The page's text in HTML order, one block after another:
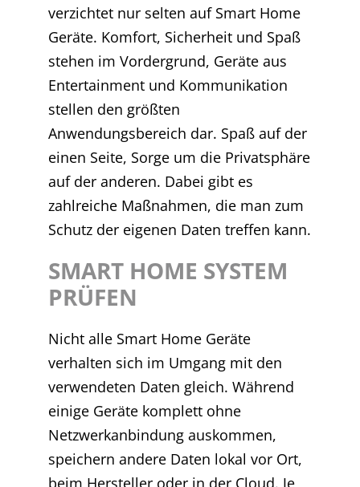
Kundendienst
+49-7082-7972474
Kostenlose Beratung
verzichtet nur selten auf Smart Home
Geräte. Komfort, Sicherheit und Spaß
stehen im Vordergrund, Geräte aus
Entertainment und Kommunikation
stellen den größten
Anwendungsbereich dar. Spaß auf der
einen Seite, Sorge um die Privatsphäre
auf der anderen. Dabei gibt es
zahlreiche Maßnahmen, die man zum
Schutz der eigenen Daten treffen kann.
SMART HOME SYSTEM
PRÜFEN
Nicht alle Smart Home Geräte
verhalten sich im Umgang mit den
verwendeten Daten gleich. Während
einige Geräte komplett ohne
Netzwerkanbindung auskommen,
speichern andere Daten lokal vor Ort,
beim Hersteller oder in der Cloud. Je